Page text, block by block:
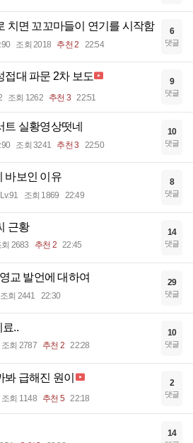
치면 꼬꼬마들이 연기를 시작함
조회 2018 추천 2 22:54
6
댓글
접대 파문 2차 보도
조회 1262 추천 3 22:51
9
댓글
트 실황영상떳네
조회 3241 추천 3 22:50
10
댓글
바보인 이유
Lv.91 조회 1869 22:49
8
댓글
근황
회 2683 추천 2 22:45
14
댓글
교 발언에 대하여
조회 2441 22:30
29
댓글
..
조회 2787 추천 2 22:28
10
댓글
봐 급해진 원이
조회 1148 추천 5 22:18
2
댓글
14